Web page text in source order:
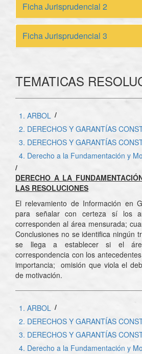
Ficha Jurisprudencial 2
Ficha Jurisprudencial 3
TEMATICAS
1. ARBOL /
2. DERECHOS Y GARANTÍAS
3. DERECHOS Y GARANTÍAS
4. Derecho a la Fundamentación y
/
DERECHO A LA
LAS RESOLUCIONES
El relevamiento de Información en
para señalar con certeza sí los
corresponden al área mensurada;
Conclusiones no se identifica ningún
se llega a establecer si el
correspondencia con los
importancia; omisión que viola el
de motivación.
1. ARBOL /
2. DERECHOS Y GARANTÍAS
3. DERECHOS Y GARANTÍAS
4. Derecho a la Fundamentación y